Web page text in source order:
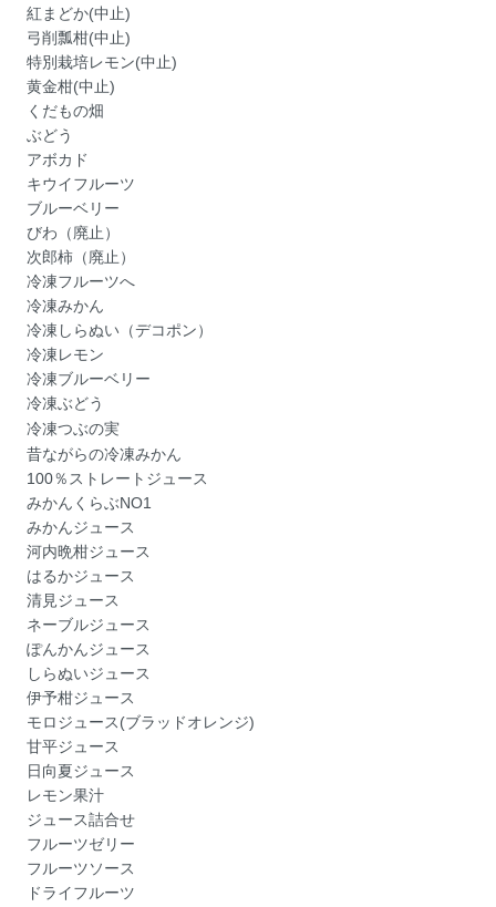
紅まどか(中止)
弓削瓢柑(中止)
特別栽培レモン(中止)
黄金柑(中止)
くだもの畑
ぶどう
アボカド
キウイフルーツ
ブルーベリー
びわ（廃止）
次郎柿（廃止）
冷凍フルーツへ
冷凍みかん
冷凍しらぬい（デコポン）
冷凍レモン
冷凍ブルーベリー
冷凍ぶどう
冷凍つぶの実
昔ながらの冷凍みかん
100％ストレートジュース
みかんくらぶNO1
みかんジュース
河内晩柑ジュース
はるかジュース
清見ジュース
ネーブルジュース
ぽんかんジュース
しらぬいジュース
伊予柑ジュース
モロジュース(ブラッドオレンジ)
甘平ジュース
日向夏ジュース
レモン果汁
ジュース詰合せ
フルーツゼリー
フルーツソース
ドライフルーツ